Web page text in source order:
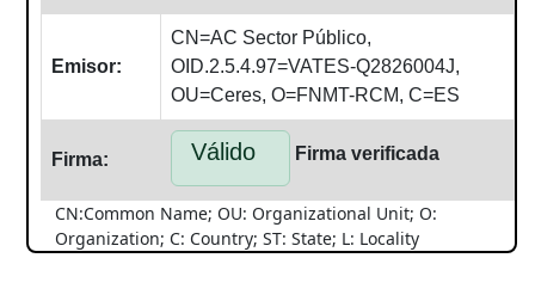
Emisor:
CN=AC Sector Público,
OID.2.5.4.97=VATES-Q2826004J,
OU=Ceres, O=FNMT-RCM, C=ES
Firma: Válido Firma verificada
CN:Common Name; OU: Organizational Unit; O:
Organization; C: Country; ST: State; L: Locality